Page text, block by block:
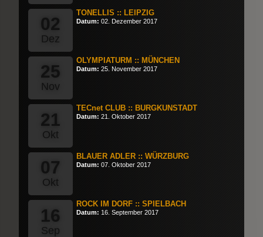
02
Dez
TONELLIS :: LEIPZIG
Datum: 02. Dezember 2017
25
Nov
OLYMPIATURM :: MÜNCHEN
Datum: 25. November 2017
21
Okt
TECnet CLUB :: BURGKUNSTADT
Datum: 21. Oktober 2017
07
Okt
BLAUER ADLER :: WÜRZBURG
Datum: 07. Oktober 2017
16
Sep
ROCK IM DORF :: SPIELBACH
Datum: 16. September 2017